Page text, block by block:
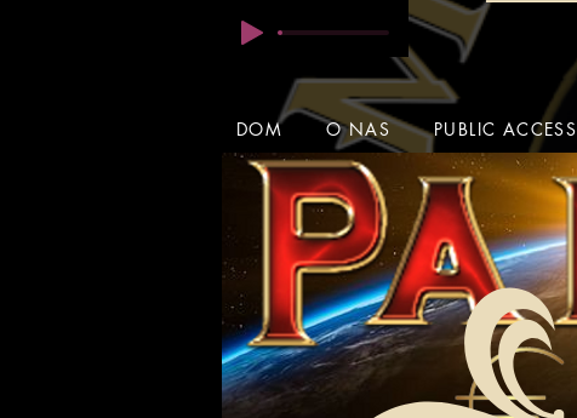
DOM O NAS PUBLIC ACCESS